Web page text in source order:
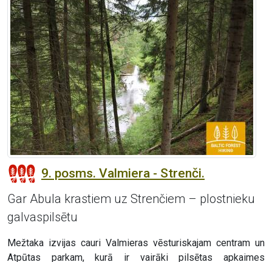
9. posms. Valmiera - Strenči.
Gar Abula krastiem uz Strenčiem – plostnieku
galvaspilsētu
Mežtaka izvijas cauri Valmieras vēsturiskajam centram un
Atpūtas parkam, kurā ir vairāki pilsētas apkaimes